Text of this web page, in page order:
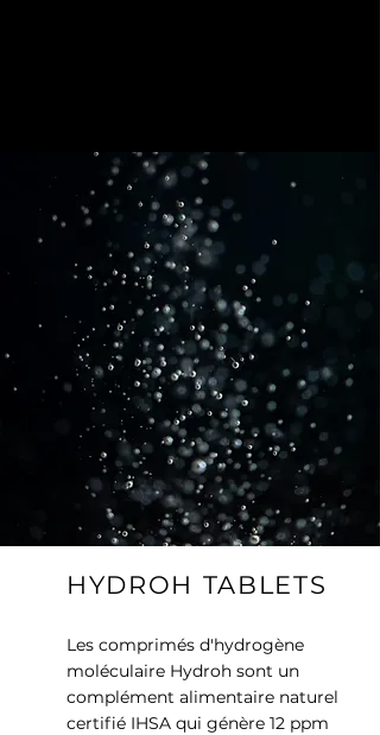
HYDROH TABLETS
Les comprimés d'hydrogène
moléculaire Hydroh sont un
complément alimentaire naturel
certifié IHSA qui génère 12 ppm